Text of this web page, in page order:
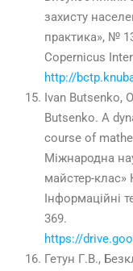
захисту
практика», №
Copernicus
http://
Ivan Butsenko,
Butsenko. A
course of
Міжнародна
майстер-
Інформаційні
369.
https://
Гетун Г.В.,